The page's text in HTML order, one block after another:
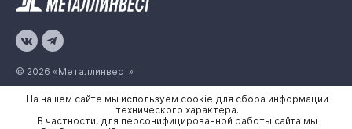
© 2026 «Металлинвест»
Политика конфиденциальности
На нашем сайте мы используем cookie для сбора информации
технического характера.
В частности, для персонифицированной работы сайта мы